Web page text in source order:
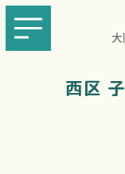
西区